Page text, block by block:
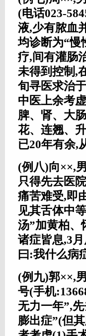
(电话023-
液,少有脓血
均诊断为“慢
疗,间有灌肠
未得到控制,
旬寻医求治
中医上余考
脾、肾、大
花、连翘、
已20年有余,
(例八)向××,
只得先去医
痛苦难受,即
见其舌体中
汤”加黄柏、
诸症皆息,3
曰:我什么病
(例九)郭××,
号(手机
无力一年”,
膨出症”(但